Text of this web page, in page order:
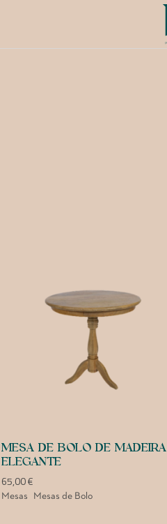
MESA DE BOLO DE MADEIRA
ELEGANTE
65,00€
Mesas Mesas de Bolo